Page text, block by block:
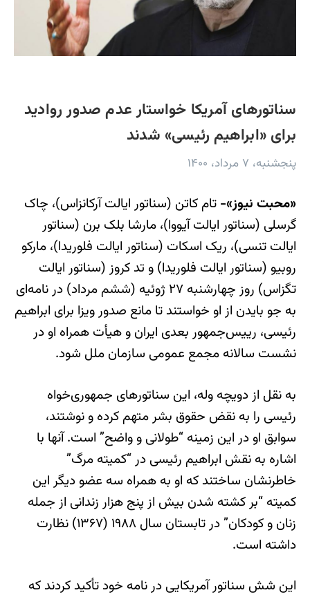
سناتورهای آمریکا خواستار عدم صدور روادید
برای «ابراهیم رئیسی» شدند
پنجشنبه، ۷ مرداد، ۱۴۰۰
«محبت نیوز»- تام کاتن (سناتور ایالت آرکانزاس)، چاک
گرسلی (سناتور ایالت آیووا)، مارشا بلک برن (سناتور
ایالت تنسی)، ریک اسکات (سناتور ایالت فلوریدا)، مارکو
روبیو (سناتور ایالت فلوریدا) و تد کروز (سناتور ایالت
تگزاس) روز چهارشنبه ۲۷ ژوئیه (ششم مرداد) در نامه‌ای
به جو بایدن از او خواستند تا مانع صدور ویزا برای ابراهیم
رئیسی، رییس‌جمهور بعدی ایران و هیأت همراه او در
نشست سالانه مجمع عمومی سازمان ملل شود.
به نقل از دویچه وله، این سناتورهای جمهوری‌خواه
رئیسی را به نقض حقوق بشر متهم کرده و نوشتند،
سوابق او در این زمینه “طولانی و واضح” است. آنها با
اشاره به نقش ابراهیم رئیسی در “کمیته مرگ”
خاطرنشان ساختند که او به همراه سه عضو دیگر این
کمیته “بر کشته شدن بیش از پنج هزار زندانی از جمله
زنان و کودکان” در تابستان سال ۱۹۸۸ (۱۳۶۷) نظارت
داشته است.
این شش سناتور آمریکایی در نامه خود تأکید کردند که